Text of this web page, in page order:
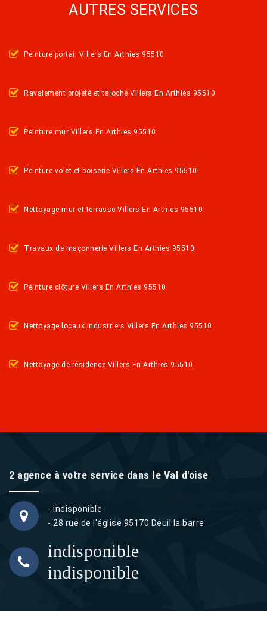
AUTRES SERVICES
Peinture portail Villers En Arthies 95510
Ravalement projeté et taloché Villers En Arthies 95510
Peinture mur Villers En Arthies 95510
Peinture volet et boiserie Villers En Arthies 95510
Nettoyage mur et terrasse Villers En Arthies 95510
Travaux de maçonnerie Villers En Arthies 95510
Peinture clôture Villers En Arthies 95510
Nettoyage locaux industriels Villers En Arthies 95510
Nettoyage de résidence Villers En Arthies 95510
2 agence à votre service dans le Val d'oise
- indisponible
- 28 rue de l'église 95170 Deuil la barre
indisponible
indisponible